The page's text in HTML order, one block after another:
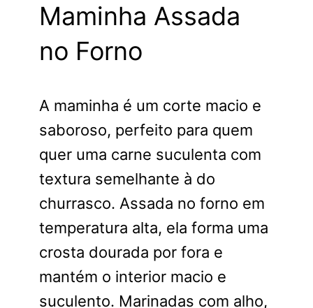
Maminha Assada
no Forno
A maminha é um corte macio e
saboroso, perfeito para quem
quer uma carne suculenta com
textura semelhante à do
churrasco. Assada no forno em
temperatura alta, ela forma uma
crosta dourada por fora e
mantém o interior macio e
suculento. Marinadas com alho,